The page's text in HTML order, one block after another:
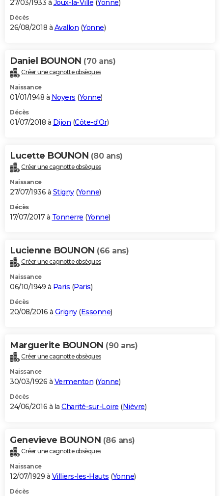
27/03/1933 à Joux-la-Ville (Yonne)
Décès
26/08/2018 à Avallon (Yonne)
Daniel BOUNON (70 ans)
Créer une cagnotte obsèques
Naissance
01/01/1948 à Noyers (Yonne)
Décès
01/07/2018 à Dijon (Côte-d'Or)
Lucette BOUNON (80 ans)
Créer une cagnotte obsèques
Naissance
27/07/1936 à Stigny(Yonne)
Décès
17/07/2017 à Tonnerre (Yonne)
Lucienne BOUNON (66 ans)
Créer une cagnotte obsèques
Naissance
06/10/1949 à Paris (Paris)
Décès
20/08/2016 à Grigny(Essonne)
Marguerite BOUNON (90 ans)
Créer une cagnotte obsèques
Naissance
30/03/1926 à Vermenton (Yonne)
Décès
24/06/2016 à la Charité-sur-Loire (Nièvre)
Genevieve BOUNON (86 ans)
Créer une cagnotte obsèques
Naissance
12/07/1929 à Villiers-les-Hauts (Yonne)
Décès